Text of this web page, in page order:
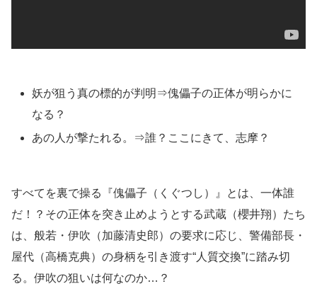
妖が狙う真の標的が判明⇒傀儡子の正体が明らかに
なる？
あの人が撃たれる。⇒誰？ここにきて、志摩？
すべてを裏で操る『傀儡子（くぐつし）』とは、一体誰
だ！？その正体を突き止めようとする武蔵（櫻井翔）たち
は、般若・伊吹（加藤清史郎）の要求に応じ、警備部長・
屋代（高橋克典）の身柄を引き渡す“人質交換”に踏み切
る。伊吹の狙いは何なのか…？